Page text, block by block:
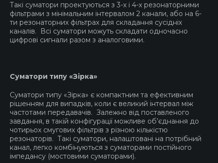
Такі суматори проектуються з 3-х і 4-х резонаторними
фільтрами з мінімальним інтервалом 2 канали, або на 6-
ти резонаторних фільтрах для складання сусідніх
каналів. Всі суматори можуть складати одночасно
цифрові сигнали разом з аналоговими.
Cуматори типу «Зірка»
Суматори типу «Зірка» є компактним та ефективним
рішенням для випадків, коли є великий інтервал між
частотами передавачів. Залежно від поставленого
завдання, в такій конфігурації можливе об’єднання до
чотирьох смугових фільтрів з різною кількістю
резонаторів. Такі суматори, налаштовані на потрібний
канал, легко комбінуються з суматорами постійного
імпедансу (мостовими суматорами).